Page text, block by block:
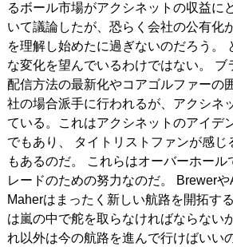
るボール市場がアクシネットの収益に
いて議論したが、恐らく会社の公有化
を理解し始めたに過ぎないのだろう。
な変化を望んでいるわけではない。 ブ
配信方法の最新化やコアゴルファーの
社の場合派手に行われるが、アクシネ
ている。これはアクシネットのアイデ
でもあり、 タイトリストファンが感じ
もあるのだ。 これらはオーバーホー
レードのための努力なのだ。 Brewerや
Maherはまったく新しい航路を開拓す
は嵐の中で舵を取らなければならない
れ以外は今の航路を進んで行けばいい